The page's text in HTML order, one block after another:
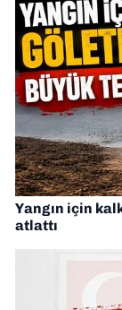
Yangın için
atlattı